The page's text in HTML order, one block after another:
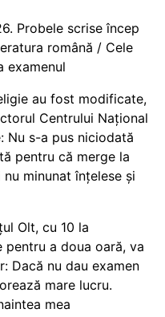
Probele scrise încep
română / Cele
examenul
au fost modificate,
Centrului Național
Nu s-a pus niciodată
pentru că merge la
minunat înțelese și
Olt, cu 10 la
a doua oară, va
Dacă nu dau examen
mare lucru.
mea